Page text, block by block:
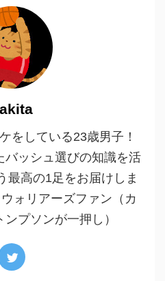
をしている23歳男子！
バッシュ選びの知識を活
最高の1足をお届けしま
ォリアーズファン（カ
プソンが一押し）